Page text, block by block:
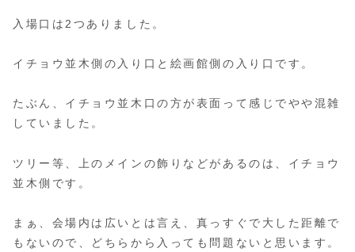
入場口は2つありました。
イチョウ並木側の入り口と絵画館側の入り口です。
たぶん、イチョウ並木口の方が表面って感じでやや混雑
していました。
ツリー等、上のメインの飾りなどがあるのは、イチョウ
並木側です。
まぁ、会場内は広いとは言え、真っすぐで大した距離で
もないので、どちらから入っても問題ないと思います。